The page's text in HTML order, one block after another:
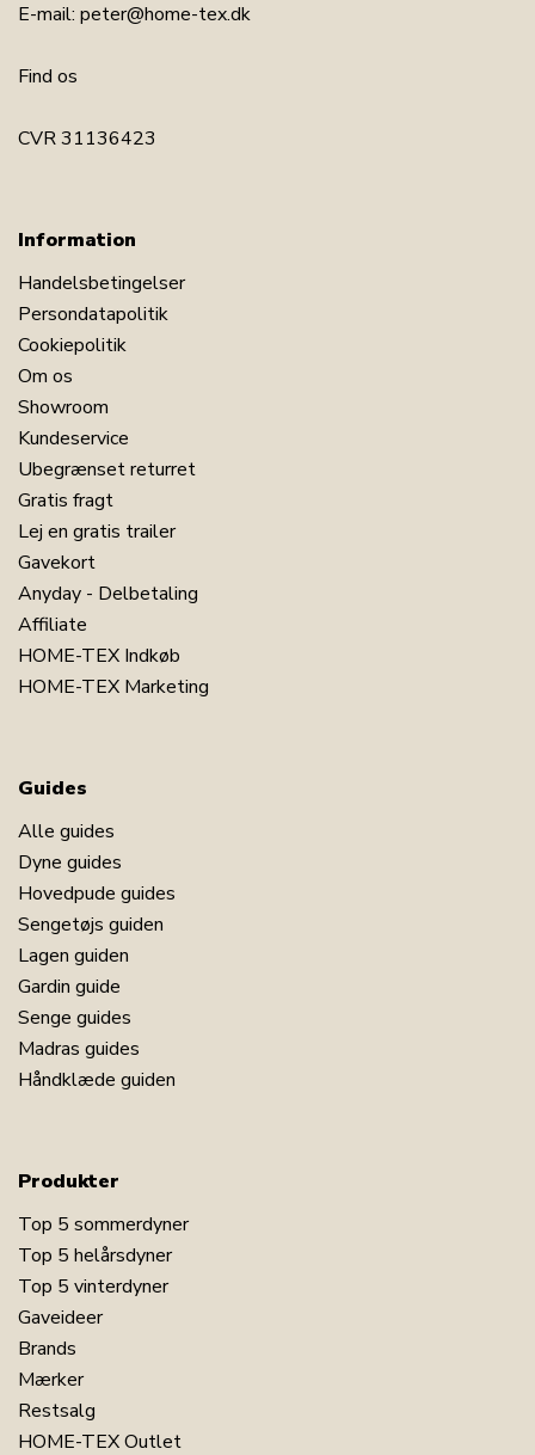
E-mail: peter@home-tex.dk
Find os
CVR 31136423
Information
Handelsbetingelser
Persondatapolitik
Cookiepolitik
Om os
Showroom
Kundeservice
Ubegrænset returret
Gratis fragt
Lej en gratis trailer
Gavekort
Anyday - Delbetaling
Affiliate
HOME-TEX Indkøb
HOME-TEX Marketing
Guides
Alle guides
Dyne guides
Hovedpude guides
Sengetøjs guiden
Lagen guiden
Gardin guide
Senge guides
Madras guides
Håndklæde guiden
Produkter
Top 5 sommerdyner
Top 5 helårsdyner
Top 5 vinterdyner
Gaveideer
Brands
Mærker
Restsalg
HOME-TEX Outlet